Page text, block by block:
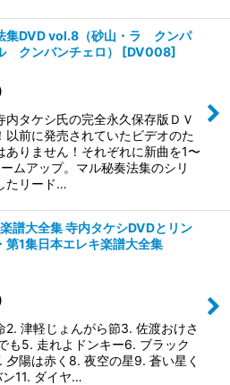
集DVD vol.8（砂山・ラ クンパ
クンバンチェロ）
[DV008]
内タケシ氏の完全永久保存版ＤＶ
以前に発売されていたビデオのた
ありません！それぞれに新曲を1〜
ムアップ。マル秘奏法集のシリ
たリード…
譜大全集 寺内タケシDVDとリン
第1集日本エレキ楽譜大全集
2. 津軽じょんがら節3. 佐渡おけさ
も5. 走れよドンキー6. ブラック
夕陽は赤く8. 夜空の星9. 蒼い星く
11. ダイヤ…